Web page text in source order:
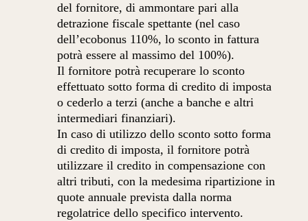
del fornitore, di ammontare pari alla
detrazione fiscale spettante (nel caso
dell’ecobonus 110%, lo sconto in fattura
potrà essere al massimo del 100%).
Il fornitore potrà recuperare lo sconto
effettuato sotto forma di credito di imposta
o cederlo a terzi (anche a banche e altri
intermediari finanziari).
In caso di utilizzo dello sconto sotto forma
di credito di imposta, il fornitore potrà
utilizzare il credito in compensazione con
altri tributi, con la medesima ripartizione in
quote annuale prevista dalla norma
regolatrice dello specifico intervento.